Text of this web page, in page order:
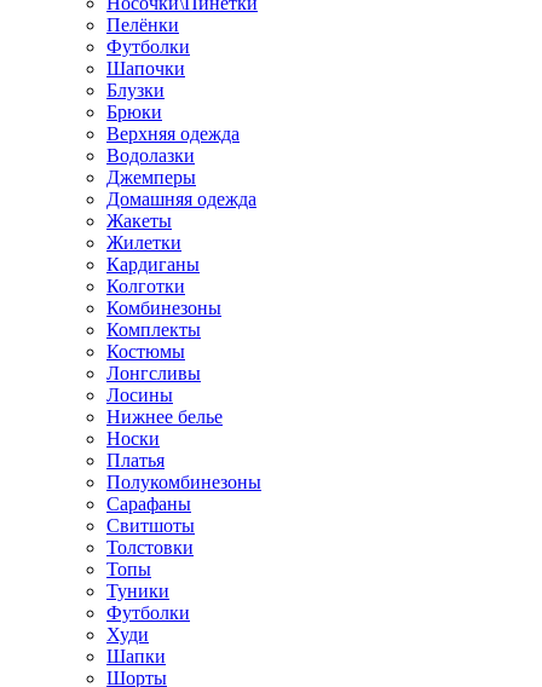
Пелёнки
Футболки
Шапочки
Блузки
Брюки
Верхняя одежда
Водолазки
Джемперы
Домашняя одежда
Жакеты
Жилетки
Кардиганы
Колготки
Комбинезоны
Комплекты
Костюмы
Лонгсливы
Лосины
Нижнее белье
Носки
Платья
Полукомбинезоны
Сарафаны
Свитшоты
Толстовки
Топы
Туники
Футболки
Худи
Шапки
Шорты